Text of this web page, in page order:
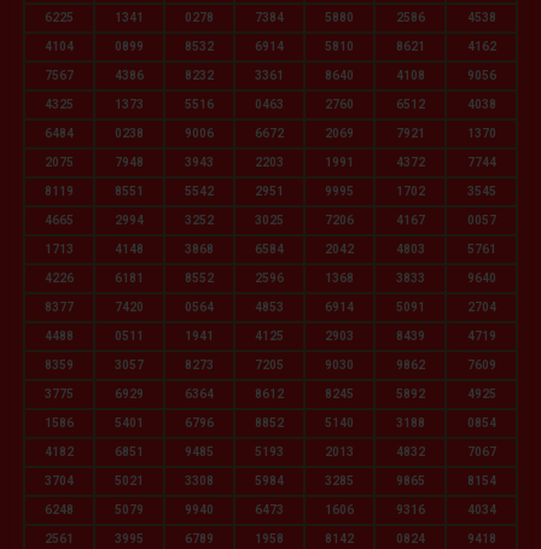
6225 1341 0278 7384 5880 2586 4538
4104 0899 8532 6914 5810 8621 4162
7567 4386 8232 3361 8640 4108 9056
4325 1373 5516 0463 2760 6512 4038
6484 0238 9006 6672 2069 7921 1370
2075 7948 3943 2203 1991 4372 7744
8119 8551 5542 2951 9995 1702 3545
4665 2994 3252 3025 7206 4167 0057
1713 4148 3868 6584 2042 4803 5761
4226 6181 8552 2596 1368 3833 9640
8377 7420 0564 4853 6914 5091 2704
4488 0511 1941 4125 2903 8439 4719
8359 3057 8273 7205 9030 9862 7609
3775 6929 6364 8612 8245 5892 4925
1586 5401 6796 8852 5140 3188 0854
4182 6851 9485 5193 2013 4832 7067
3704 5021 3308 5984 3285 9865 8154
6248 5079 9940 6473 1606 9316 4034
2561 3995 6789 1958 8142 0824 9418